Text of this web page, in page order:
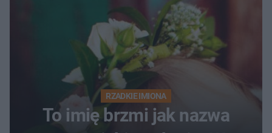
RZADKIE IMIONA
To imię brzmi jak nazwa